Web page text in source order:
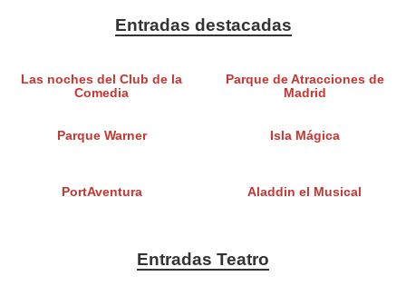
Entradas destacadas
Las noches del Club de la
Comedia
Parque de Atracciones de
Madrid
Parque Warner Isla Mágica
PortAventura Aladdin el Musical
Entradas Teatro